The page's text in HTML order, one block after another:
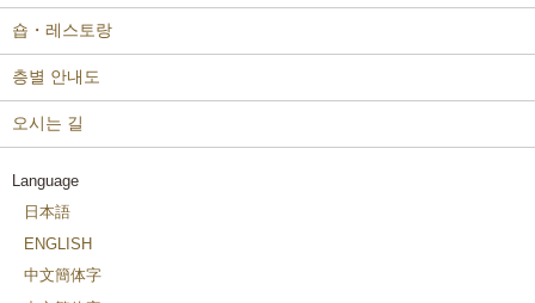
숍・레스토랑
층별 안내도
오시는 길
Language
日本語
ENGLISH
中文簡体字